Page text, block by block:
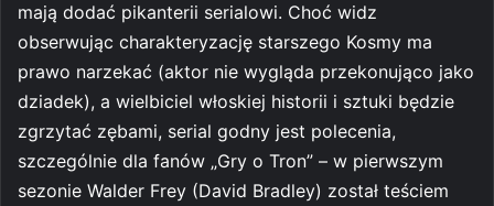
mają dodać pikanterii serialowi. Choć widz
obserwując charakteryzację starszego Kosmy ma
prawo narzekać (aktor nie wygląda przekonująco jako
dziadek), a wielbiciel włoskiej historii i sztuki będzie
zgrzytać zębami, serial godny jest polecenia,
szczególnie dla fanów „Gry o Tron” – w pierwszym
sezonie Walder Frey (David Bradley) został teściem